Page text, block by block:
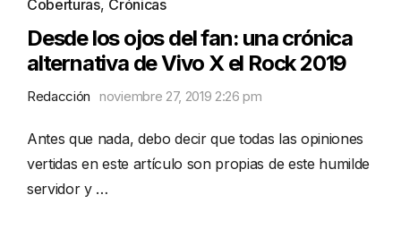
Coberturas, Crónicas
Desde los ojos del fan: una crónica
alternativa de Vivo X el Rock 2019
Redacción noviembre 27, 2019 2:26 pm
Antes que nada, debo decir que todas las opiniones
vertidas en este artículo son propias de este humilde
servidor y …